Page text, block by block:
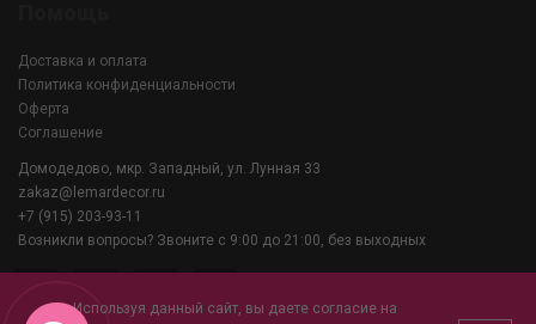
Доставка и оплата
Политика конфиденциальности
Оферта
Соглашение
Домодедово, мкр. Западный, ул. Лунная 33
zakaz@lemardecor.ru
+7 (915) 203-93-11
Возникли вопросы? Звоните с 9:00 до 21:00, без выходных
Используя данный сайт, вы даете согласие на